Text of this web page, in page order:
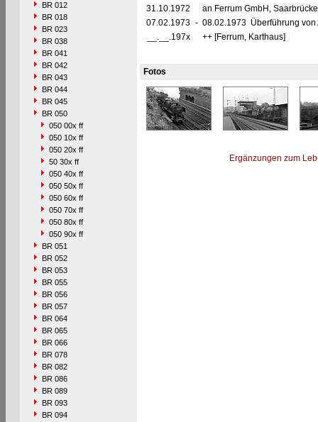
BR 012
BR 018
BR 023
BR 038
BR 041
BR 042
BR 043
BR 044
BR 045
BR 050
050 00x ff
050 10x ff
050 20x ff
50 30x ff
050 40x ff
050 50x ff
050 60x ff
050 70x ff
050 80x ff
050 90x ff
BR 051
BR 052
BR 053
BR 055
BR 056
BR 057
BR 064
BR 065
BR 066
BR 078
BR 082
BR 086
BR 089
BR 093
BR 094
31.10.1972
an Ferrum GmbH,
07.02.1973 - 08.02.1973 Überführung von
__.__.197x
++ [Ferrum, Karthaus]
Fotos
Ergänzungen zum